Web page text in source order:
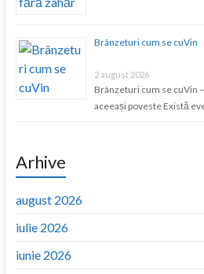
Brânzeturi cum se cuVin
2 august 2026
Brânzeturi cum se cuVin
aceeași poveste Există
Arhive
august 2026
iulie 2026
iunie 2026